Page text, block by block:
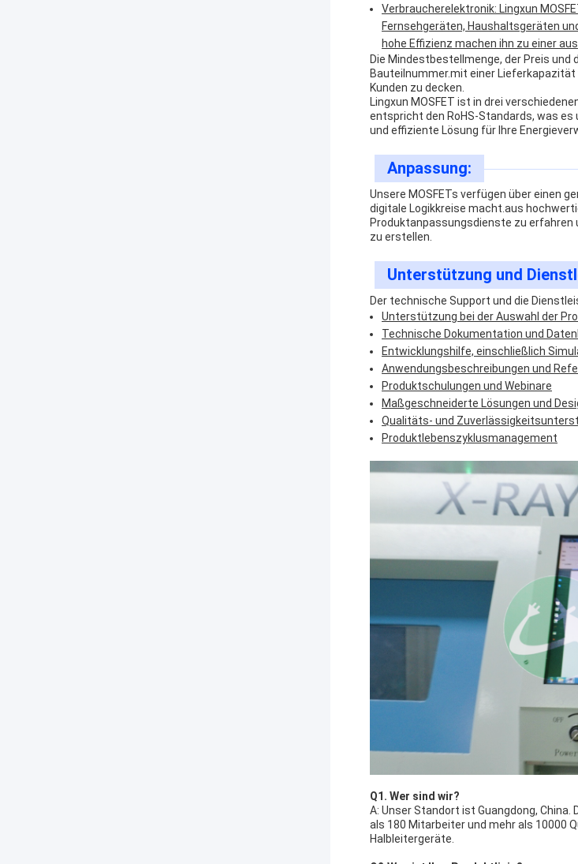
Verbraucherelektronik: Lingxun
Fernsehgeräten, Haushaltsgeräten
hohe Effizienz machen ihn zu einer
Die Mindestbestellmenge, der Preis und
Bauteilnummer.mit einer Lieferkapazität
Kunden zu decken.
Lingxun MOSFET ist in drei
entspricht den RoHS-Standards, was es
und effiziente Lösung für Ihre
Anpassung:
Unsere MOSFETs verfügen über einen
digitale Logikkreise macht.aus
Produktanpassungsdienste zu erfahren
zu erstellen.
Unterstützung und
Der technische Support und die
Unterstützung bei der Auswahl der
Technische Dokumentation und
Entwicklungshilfe, einschließlich
Anwendungsbeschreibungen und
Produktschulungen und Webinare
Maßgeschneiderte Lösungen und
Qualitäts- und
Produktlebenszyklusmanagement
Q1. Wer sind wir?
A: Unser Standort ist Guangdong,
als 180 Mitarbeiter und mehr als 10000
Halbleitergeräte.